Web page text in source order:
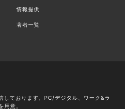
情報提供
著者一覧
しております。PC/デジタル、ワーク&ラ
用意。